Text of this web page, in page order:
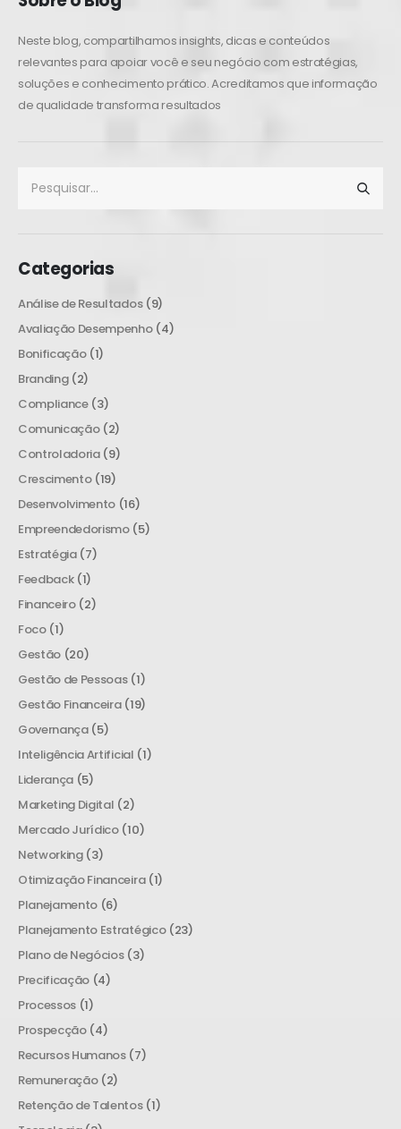
Neste blog, compartilhamos insights, dicas e conteúdos
relevantes para apoiar você e seu negócio com estratégias,
soluções e conhecimento prático. Acreditamos que informação
de qualidade transforma resultados
Categorias
Análise de Resultados(9)
Avaliação Desempenho(4)
Bonificação(1)
Branding(2)
Compliance(3)
Comunicação(2)
Controladoria(9)
Crescimento(19)
Desenvolvimento (16)
Empreendedorismo(5)
Estratégia(7)
Feedback(1)
Financeiro(2)
Foco(1)
Gestão (20)
Gestão de Pessoas(1)
Gestão Financeira(19)
Governança(5)
Inteligência Artificial (1)
Liderança (5)
Marketing Digital (2)
Mercado Jurídico(10)
Networking(3)
Otimização Financeira(1)
Planejamento (6)
Planejamento Estratégico(23)
Plano de Negócios(3)
Precificação (4)
Processos (1)
Prospecção(4)
Recursos Humanos(7)
Remuneração(2)
Retenção de Talentos(1)